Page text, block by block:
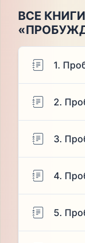
ВСЕ
1.
2.
3.
4.
5.